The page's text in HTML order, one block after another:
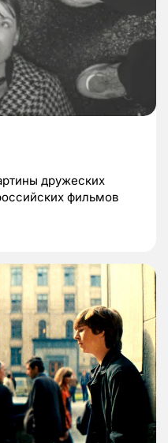
дружеских
фильмов